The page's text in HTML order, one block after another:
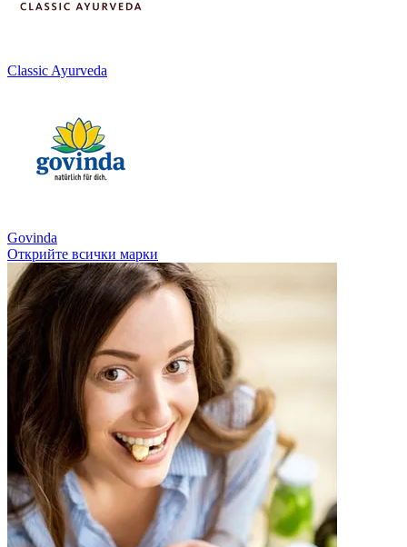
Classic Ayurveda
Govinda
Открийте всички марки